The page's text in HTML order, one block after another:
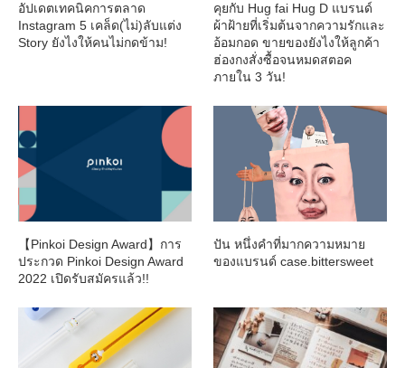
อัปเดตเทคนิคการตลาด
Instagram 5 เคล็ด(ไม่)ลับแต่ง
Story ยังไงให้คนไม่กดข้าม!
คุยกับ Hug fai Hug D แบรนด์
ผ้าฝ้ายที่เริ่มต้นจากความรักและ
อ้อมกอด ขายของยังไงให้ลูกค้า
ฮ่องกงสั่งซื้อจนหมดสตอค
ภายใน 3 วัน!
【Pinkoi Design Award】การ
ประกวด Pinkoi Design Award
2022 เปิดรับสมัครแล้ว!!
ปัน หนึ่งคำที่มากความหมาย
ของแบรนด์ case.bittersweet